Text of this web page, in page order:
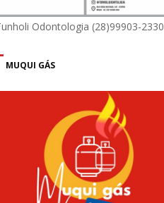
Odontologia (28)99903-2330
MUQUI GÁS